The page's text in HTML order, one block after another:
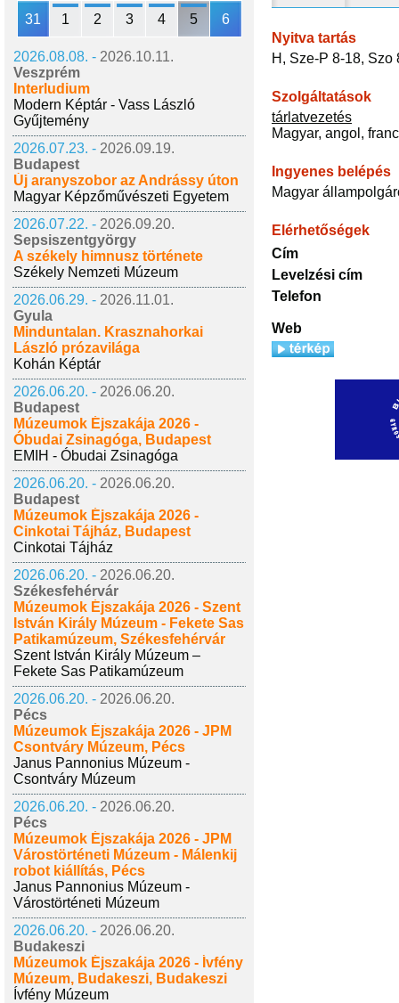
31 1 2 3 4 5 6
2026.08.08. - 2026.10.11.
Veszprém
Interludium
Modern Képtár - Vass László
Gyűjtemény
2026.07.23. - 2026.09.19.
Budapest
Új aranyszobor az Andrássy úton
Magyar Képzőművészeti Egyetem
2026.07.22. - 2026.09.20.
Sepsiszentgyörgy
A székely himnusz története
Székely Nemzeti Múzeum
2026.06.29. - 2026.11.01.
Gyula
Minduntalan. Krasznahorkai
László prózavilága
Kohán Képtár
2026.06.20. - 2026.06.20.
Budapest
Múzeumok Éjszakája 2026 -
Óbudai Zsinagóga, Budapest
EMIH - Óbudai Zsinagóga
2026.06.20. - 2026.06.20.
Budapest
Múzeumok Éjszakája 2026 -
Cinkotai Tájház, Budapest
Cinkotai Tájház
2026.06.20. - 2026.06.20.
Székesfehérvár
Múzeumok Éjszakája 2026 - Szent
István Király Múzeum - Fekete Sas
Patikamúzeum, Székesfehérvár
Szent István Király Múzeum –
Fekete Sas Patikamúzeum
2026.06.20. - 2026.06.20.
Pécs
Múzeumok Éjszakája 2026 - JPM
Csontváry Múzeum, Pécs
Janus Pannonius Múzeum -
Csontváry Múzeum
2026.06.20. - 2026.06.20.
Pécs
Múzeumok Éjszakája 2026 - JPM
Várostörténeti Múzeum - Málenkij
robot kiállítás, Pécs
Janus Pannonius Múzeum -
Várostörténeti Múzeum
2026.06.20. - 2026.06.20.
Budakeszi
Múzeumok Éjszakája 2026 - Ívfény
Múzeum, Budakeszi, Budakeszi
Ívfény Múzeum
Nyitva tartás
H, Sze-P 8-18, Szo
Szolgáltatások
tárlatvezetés
Magyar, angol,
Ingyenes belépés
Magyar
Elérhetőségek
Cím
Levelzési cím
Telefon
Web